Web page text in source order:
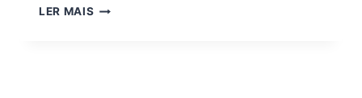
LER MAIS DOWNLOAD